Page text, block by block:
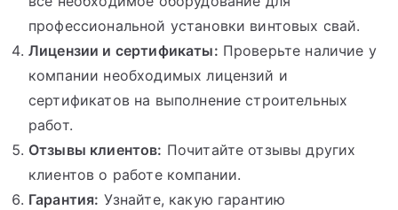
профессиональной установки винтовых свай.
Лицензии и сертификаты: Проверьте наличие у
компании необходимых лицензий и
сертификатов на выполнение строительных
работ.
Отзывы клиентов: Почитайте отзывы других
клиентов о работе компании.
Гарантия: Узнайте, какую гарантию